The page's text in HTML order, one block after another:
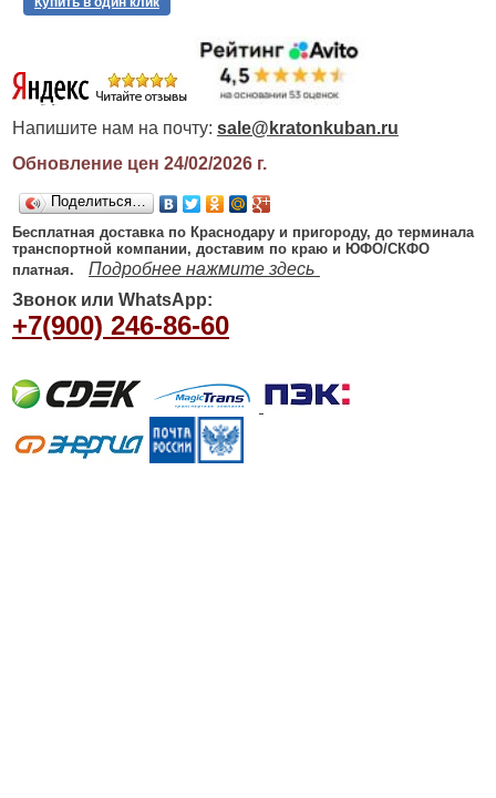
Напишите нам на почту: sale@kratonkuban.ru
Обновление цен 24/02/2026г.
Поделиться…
Бесплатная доставка по Краснодару и пригороду, до терминала
транспортной компании, доставим по краю и ЮФО/СКФО
платная.
Подробнее нажмите здесь
Звонок или WhatsApp:
+7(900) 246-86-60